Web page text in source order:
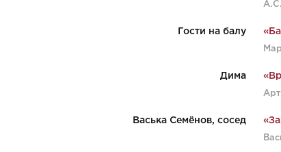
Гости на балу
Дима
Васька Семёнов, сосед